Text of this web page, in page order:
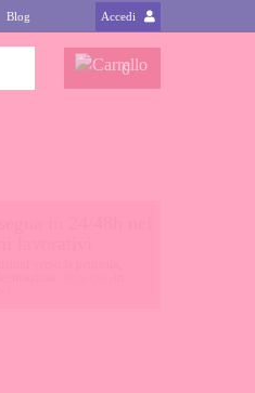
Blog Accedi
0